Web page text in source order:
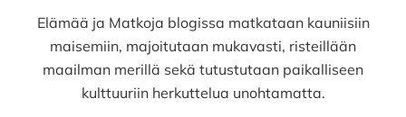
Elämää ja Matkoja blogissa matkataan kauniisiin
maisemiin, majoitutaan mukavasti, risteillään
maailman merillä sekä tutustutaan paikalliseen
kulttuuriin herkuttelua unohtamatta.